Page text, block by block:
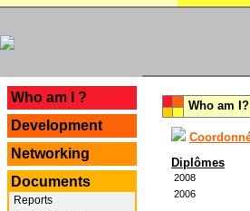
Who am I ?
Development
Networking
Documents
Reports
Who am I?
Diplômes
2008
2006